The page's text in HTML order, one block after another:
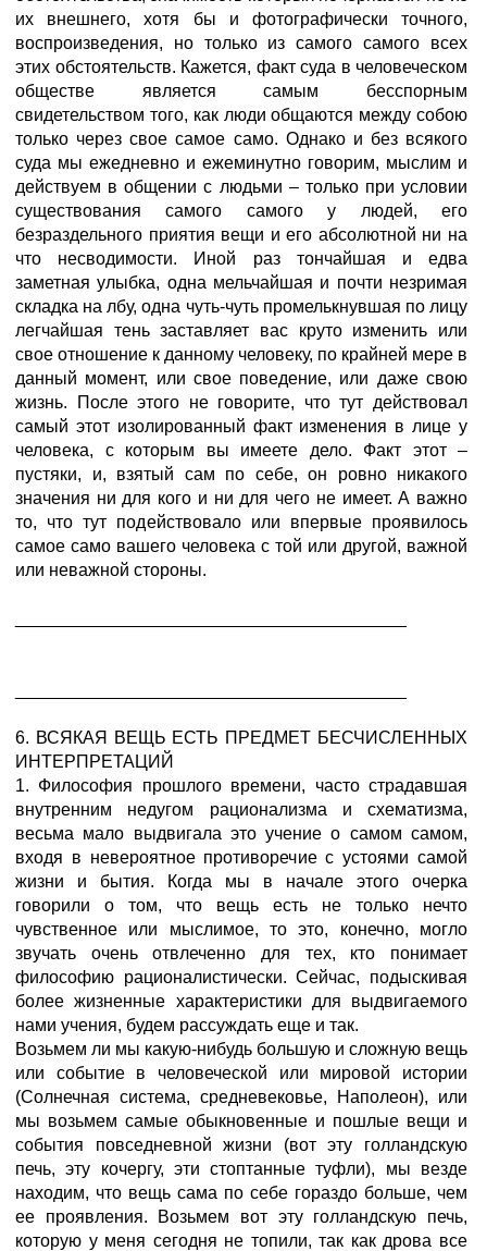
их внешнего, хотя бы и фотографически точного,
воспроизведения, но только из сaмого самогo всех
этих обстоятельств. Кажется, факт суда в человеческом
обществе является самым бесспорным
свидетельством того, как люди общаются между собою
только через свое сaмое самo. Однако и без всякого
суда мы ежедневно и ежеминутно говорим, мыслим и
действуем в общении с людьми – только при условии
существования сaмого самогo у людей, его
безраздельного приятия вещи и его абсолютной ни на
что несводимости. Иной раз тончайшая и едва
заметная улыбка, одна мельчайшая и почти незримая
складка на лбу, одна чуть-чуть промелькнувшая по лицу
легчайшая тень заставляет вас круто изменить или
свое отношение к данному человеку, по крайней мере в
данный момент, или свое поведение, или даже свою
жизнь. После этого не говорите, что тут действовал
самый этот изолированный факт изменения в лице у
человека, с которым вы имеете дело. Факт этот –
пустяки, и, взятый сам по себе, он ровно никакого
значения ни для кого и ни для чего не имеет. А важно
то, что тут подействовало или впервые проявилось
сaмое самo вашего человека с той или другой, важной
или неважной стороны.
6. ВСЯКАЯ ВЕЩЬ ЕСТЬ ПРЕДМЕТ БЕСЧИСЛЕННЫХ
ИНТЕРПРЕТАЦИЙ
1. Философия прошлого времени, часто страдавшая
внутренним недугом рационализма и схематизма,
весьма мало выдвигала это учение о сaмом самoм,
входя в невероятное противоречие с устоями самой
жизни и бытия. Когда мы в начале этого очерка
говорили о том, что вещь есть не только нечто
чувственное или мыслимое, то это, конечно, могло
звучать очень отвлеченно для тех, кто понимает
философию рационалистически. Сейчас, подыскивая
более жизненные характеристики для выдвигаемого
нами учения, будем рассуждать еще и так.
Возьмем ли мы какую-нибудь большую и сложную вещь
или событие в человеческой или мировой истории
(Солнечная система, средневековье, Наполеон), или
мы возьмем самые обыкновенные и пошлые вещи и
события повседневной жизни (вот эту голландскую
печь, эту кочергу, эти стоптанные туфли), мы везде
находим, что вещь сама по себе гораздо больше, чем
ее проявления. Возьмем вот эту голландскую печь,
которую у меня сегодня не топили, так как дрова все